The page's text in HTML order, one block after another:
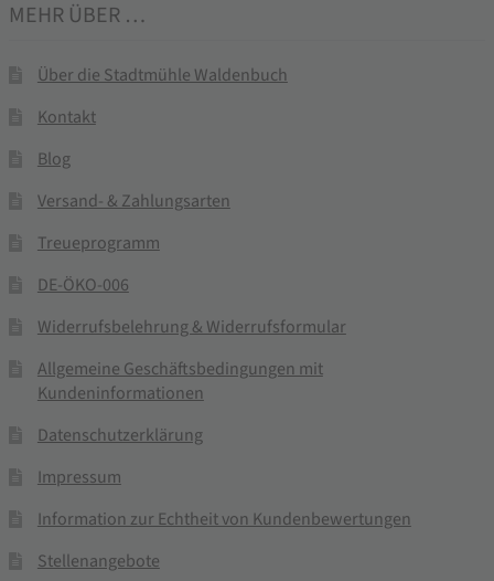
MEHR ÜBER …
Über die Stadtmühle Waldenbuch
Kontakt
Blog
Versand- & Zahlungsarten
Treueprogramm
DE-ÖKO-006
Widerrufsbelehrung & Widerrufsformular
Allgemeine Geschäftsbedingungen mit
Kundeninformationen
Datenschutzerklärung
Impressum
Information zur Echtheit von Kundenbewertungen
Stellenangebote